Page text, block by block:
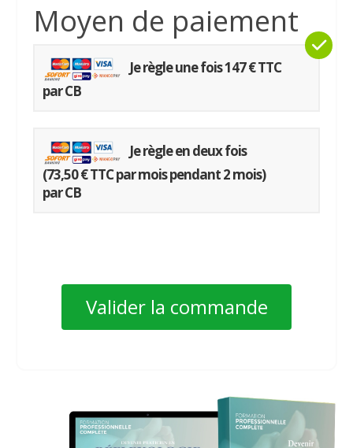
Moyen de paiement
Je règle une fois 147 € TTC
par CB
Je règle en deux fois
(73,50 € TTC par mois pendant 2 mois)
par CB
Valider la commande